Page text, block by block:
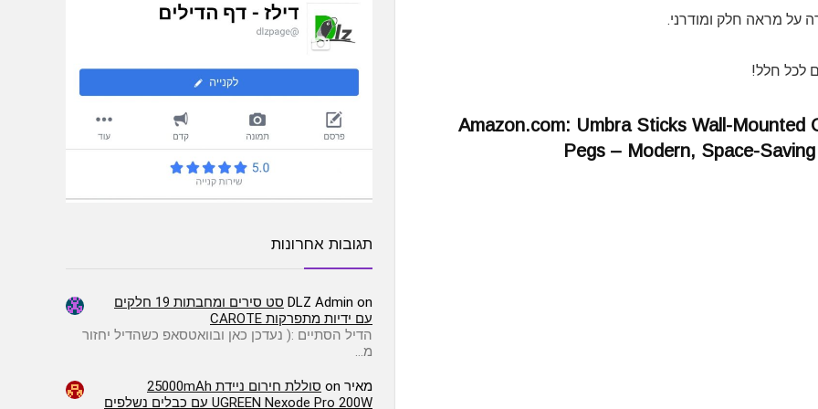
על מראה חלק ומודרני.
Amazon.com: Umbra Sticks Wall-
Pegs – Modern, Space-
תגובות אחרונות
DLZ Admin on
סט סירים ומחבתות 19 חלקים
עם ידיות מתפרקות CAROTE
הדיל הסתיים :( ️נעדכן כאן ובוואטסאפ כשהדיל יחזור
מ…
מאיר on
סוללת חירום ניידת 25000mAh
UGREEN Nexode Pro 200W עם כבלים נשלפים